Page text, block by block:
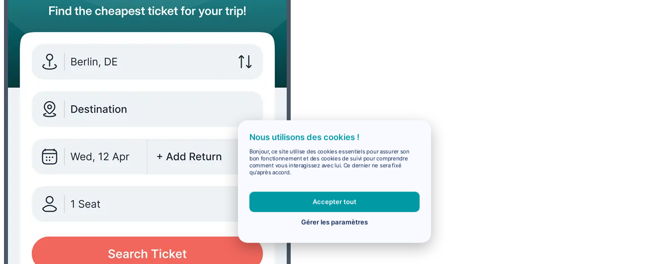
Nous utilisons des cookies !
Bonjour, ce site utilise des cookies essentiels pour assurer son
bon fonctionnement et des cookies de suivi pour comprendre
comment vous interagissez avec lui. Ce dernier ne sera fixé
qu'après accord.
Accepter tout
Gérer les paramètres